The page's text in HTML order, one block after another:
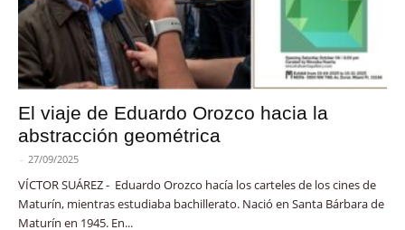
El viaje de Eduardo Orozco hacia la
abstracción geométrica
- 27/09/2025
VÍCTOR SUÁREZ - Eduardo Orozco hacía los carteles de los cines de
Maturín, mientras estudiaba bachillerato. Nació en Santa Bárbara de
Maturín en 1945. En...